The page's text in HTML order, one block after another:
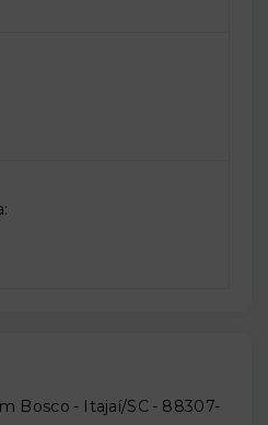
Bosco - Itajaí/SC - 88307-